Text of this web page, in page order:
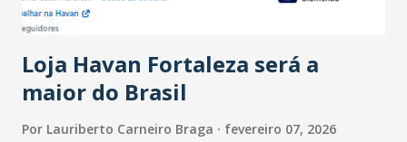
novembro. Em relação a outubro, o faturamento também
cresceu. De acordo com a pesquisa, 44% dos n...
Loja Havan Fortaleza será a
maior do Brasil
Por Lauriberto Carneiro Braga fevereiro 07, 2026